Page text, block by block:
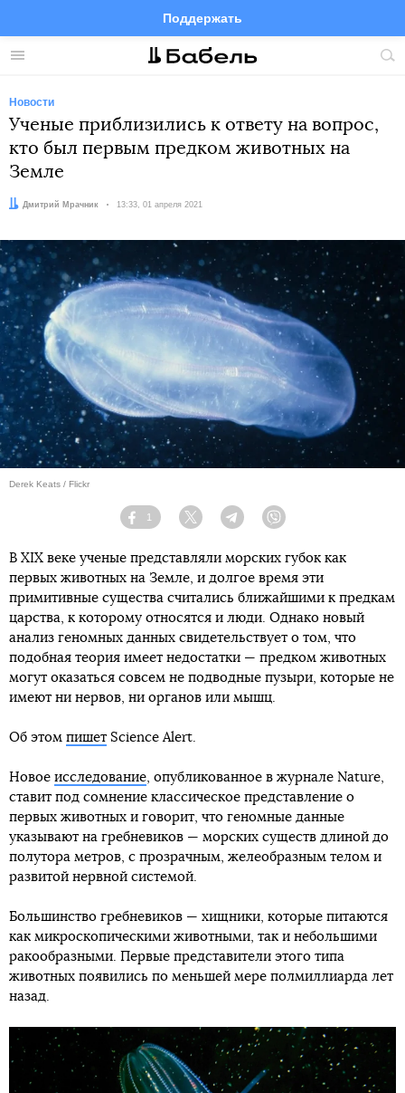
Меню
Поддержать
FacebookTelegramTwitter
Новости
Ученые приблизились к ответу на вопрос,
кто был первым предком животных на
Земле
Автор:
Дмитрий Мрачник Дата:
13:33, 01 апреля 2021
Derek Keats / Flickr
Facebook
1
Twitter TelegramViber
В XIX веке ученые представляли морских губок как
первых животных на Земле, и долгое время эти
примитивные существа считались ближайшими к предкам
царства, к которому относятся и люди. Однако новый
анализ геномных данных свидетельствует о том, что
подобная теория имеет недостатки — предком животных
могут оказаться совсем не подводные пузыри, которые не
имеют ни нервов, ни органов или мышц.
Об этом пишет Science Alert.
Новое исследование, опубликованное в журнале Nature,
ставит под сомнение классическое представление о
первых животных и говорит, что геномные данные
указывают на гребневиков — морских существ длиной до
полутора метров, с прозрачным, желеобразным телом и
развитой нервной системой.
Большинство гребневиков — хищники, которые питаются
как микроскопическими животными, так и небольшими
ракообразными. Первые представители этого типа
животных появились по меньшей мере полмиллиарда лет
назад.